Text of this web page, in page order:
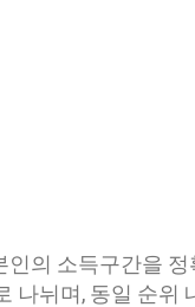
의 소득구간을
나뉘며, 동일 순위